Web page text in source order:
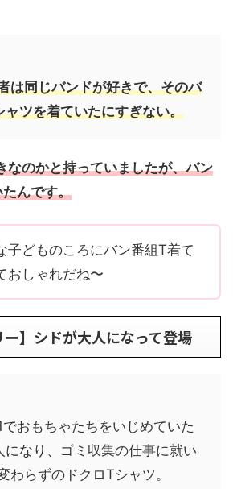
は同じバンドが好きで、そのバ
ャツを着ていたにすぎない。
なのかと持っていましたが、バン
んです。
子どものころにバン番組T着て
おしゃれだね〜
ー】シドが大人になって登場
でおもちゃたちをいじめていた
になり、ゴミ収集の仕事に就い
わらずのドクロTシャツ。